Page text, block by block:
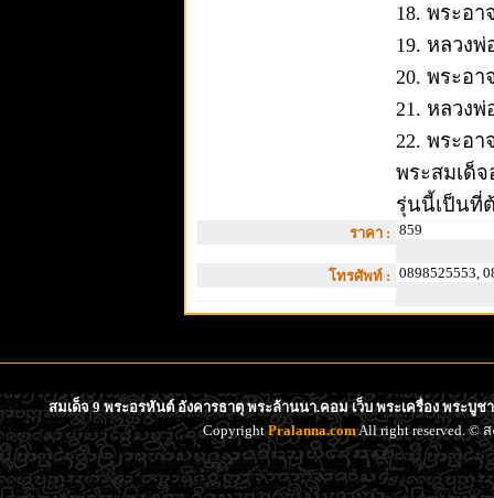
18. พระอ
19. หลวง
20. พระอ
21. หลวง
22. พระอ
พระสมเด็
รุ่นนี้เป็นที่
ราคา : 859
โทรศัพท์ : 0898525553,
สมเด็จ 9 พระอรหันต์ อังคารธาตุ พระล้านนา.คอม เว็บ พระเครื่อง พระบู
CopyrightPralanna.comAll right reserved. ©